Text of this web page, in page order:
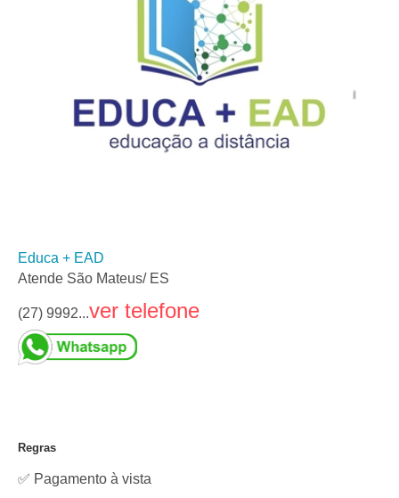
Educa + EAD
Atende São Mateus/ ES
(27) 9992...ver telefone
Regras
✅ Pagamento à vista